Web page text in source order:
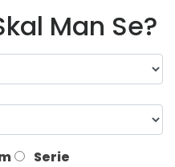
Man Se?
Serie